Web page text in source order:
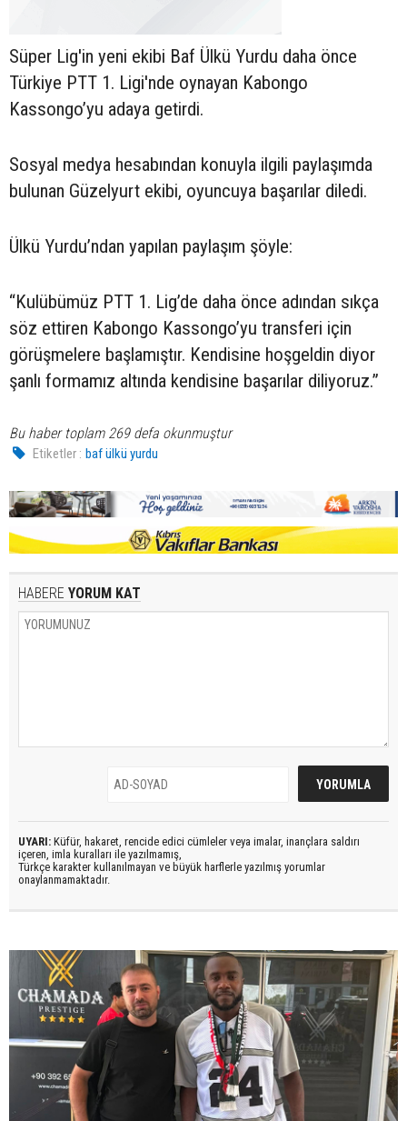
Süper Lig'in yeni ekibi Baf Ülkü Yurdu daha önce
Türkiye PTT 1. Ligi'nde oynayan Kabongo
Kassongo’yu adaya getirdi.
Sosyal medya hesabından konuyla ilgili paylaşımda
bulunan Güzelyurt ekibi, oyuncuya başarılar diledi.
Ülkü Yurdu’ndan yapılan paylaşım şöyle:
“Kulübümüz PTT 1. Lig’de daha önce adından sıkça
söz ettiren Kabongo Kassongo’yu transferi için
görüşmelere başlamıştır. Kendisine hoşgeldin diyor
şanlı formamız altında kendisine başarılar diliyoruz.”
Bu haber toplam 269 defa okunmuştur
Etiketler : baf ülkü yurdu
HABERE YORUM KAT
UYARI: Küfür, hakaret, rencide edici cümleler veya imalar, inançlara saldırı
içeren, imla kuralları ile yazılmamış,
Türkçe karakter kullanılmayan ve büyük harflerle yazılmış yorumlar
onaylanmamaktadır.